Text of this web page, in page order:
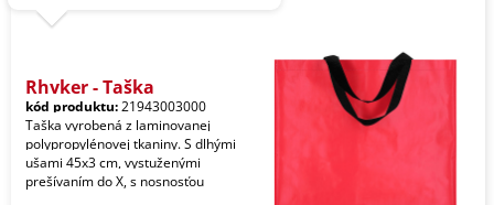
Rhyker - Taška
kód produktu:21943003000
Taška vyrobená z laminovanej
polypropylénovej tkaniny. S dlhými
ušami 45x3 cm, vystuženými
prešívaním do X, s nosnosťou